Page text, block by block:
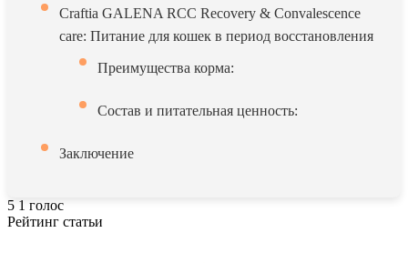
Craftia GALENA RCC Recovery & Convalescence
care: Питание для кошек в период восстановления
Преимущества корма:
Состав и питательная ценность:
Заключение
5 1 голос
Рейтинг статьи